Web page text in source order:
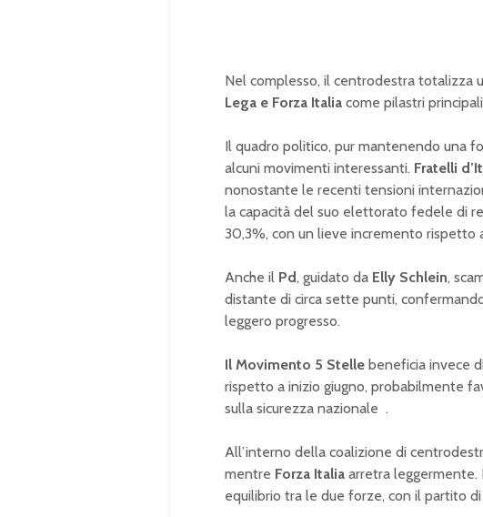
Nel complesso, il centrodestra totalizza
Lega e Forza Italia come pilastri
Il quadro politico, pur mantenendo una
alcuni movimenti interessanti. Fratelli
nonostante le recenti tensioni
la capacità del suo elettorato fedele di
30,3%, con un lieve incremento rispetto
Anche il Pd, guidato da Elly Schlein,
distante di circa sette punti,
leggero progresso.
Il Movimento 5 Stelle beneficia invece
rispetto a inizio giugno, probabilmente
sulla sicurezza nazionale .
All’interno della coalizione di
mentre Forza Italia arretra leggermente.
equilibrio tra le due forze, con il partito di